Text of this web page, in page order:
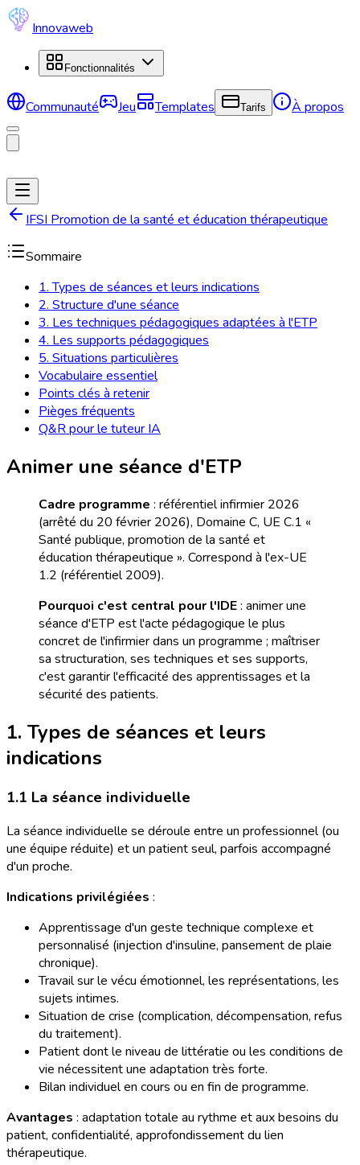
Innovaweb
Fonctionnalités
Communauté Jeu Templates Tarifs À propos
IFSI Promotion de la santé et éducation thérapeutique
Sommaire
1. Types de séances et leurs indications
2. Structure d'une séance
3. Les techniques pédagogiques adaptées à l'ETP
4. Les supports pédagogiques
5. Situations particulières
Vocabulaire essentiel
Points clés à retenir
Pièges fréquents
Q&R pour le tuteur IA
Animer une séance d'ETP
Cadre programme : référentiel infirmier 2026
(arrêté du 20 février 2026), Domaine C, UE C.1 «
Santé publique, promotion de la santé et
éducation thérapeutique ». Correspond à l'ex-UE
1.2 (référentiel 2009).
Pourquoi c'est central pour l'IDE: animer une
séance d'ETP est l'acte pédagogique le plus
concret de l'infirmier dans un programme ; maîtriser
sa structuration, ses techniques et ses supports,
c'est garantir l'efficacité des apprentissages et la
sécurité des patients.
1. Types de séances et leurs
indications
1.1 La séance individuelle
La séance individuelle se déroule entre un professionnel (ou
une équipe réduite) et un patient seul, parfois accompagné
d'un proche.
Indications privilégiées :
Apprentissage d'un geste technique complexe et
personnalisé (injection d'insuline, pansement de plaie
chronique).
Travail sur le vécu émotionnel, les représentations, les
sujets intimes.
Situation de crise (complication, décompensation, refus
du traitement).
Patient dont le niveau de littératie ou les conditions de
vie nécessitent une adaptation très forte.
Bilan individuel en cours ou en fin de programme.
Avantages : adaptation totale au rythme et aux besoins du
patient, confidentialité, approfondissement du lien
thérapeutique.